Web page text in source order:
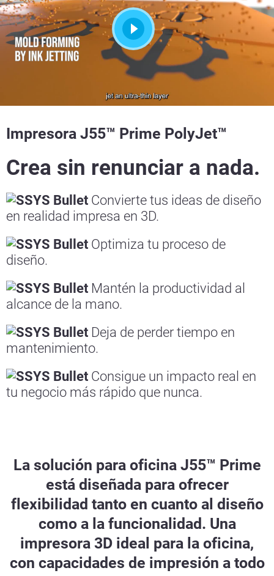
Impresora J55™ Prime PolyJet™
Crea sin renunciar a nada.
Convierte tus ideas de diseño
en realidad impresa en 3D.
Optimiza tu proceso de
diseño.
Mantén la productividad al
alcance de la mano.
Deja de perder tiempo en
mantenimiento.
Consigue un impacto real en
tu negocio más rápido que nunca.
La solución para oficina J55™ Prime
está diseñada para ofrecer
flexibilidad tanto en cuanto al diseño
como a la funcionalidad. Una
impresora 3D ideal para la oficina,
con capacidades de impresión a todo